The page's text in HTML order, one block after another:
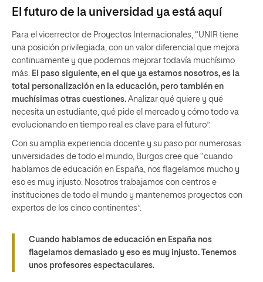
El futuro de la universidad ya está aquí
Para el vicerrector de Proyectos Internacionales, “UNIR tiene
una posición privilegiada, con un valor diferencial que mejora
continuamente y que podemos mejorar todavía muchísimo
más. El paso siguiente, en el que ya estamos nosotros, es la
total personalización en la educación, pero también en
muchísimas otras cuestiones. Analizar qué quiere y qué
necesita un estudiante, qué pide el mercado y cómo todo va
evolucionando en tiempo real es clave para el futuro”.
Con su amplia experiencia docente y su paso por numerosas
universidades de todo el mundo, Burgos cree que “cuando
hablamos de educación en España, nos flagelamos mucho y
eso es muy injusto. Nosotros trabajamos con centros e
instituciones de todo el mundo y mantenemos proyectos con
expertos de los cinco continentes”.
Cuando hablamos de educación en España nos
flagelamos demasiado y eso es muy injusto. Tenemos
unos profesores espectaculares.